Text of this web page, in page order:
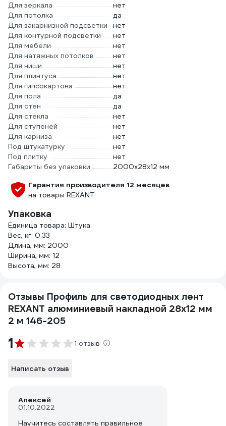
Для зеркала
нет
Для потолка
да
Для закарнизной подсветки
нет
Для контурной подсветки
нет
Для мебели
нет
Для натяжных потолков
нет
Для ниши
нет
Для плинтуса
нет
Для гипсокартона
нет
Для пола
да
Для стен
да
Для стекла
нет
Для ступеней
нет
Для карниза
нет
Под штукатурку
нет
Под плитку
нет
Габариты без упаковки
2000х28х12 мм
Гарантия производителя 12 месяцев
на товары REXANT
Упаковка
Единица товара: Штука
Вес, кг: 0.33
Длина, мм: 2000
Ширина, мм: 12
Высота, мм: 28
Отзывы Профиль для светодиодных лент
REXANT алюминиевый накладной 28x12 мм
2 м 146-205
1 1 отзыв
Написать отзыв
Алексей
01.10.2022
Научитесь составлять правильное